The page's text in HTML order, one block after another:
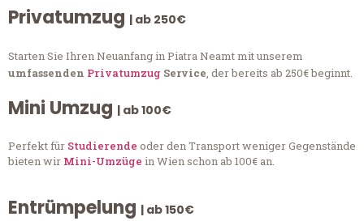
Privatumzug | ab 250€
Starten Sie Ihren Neuanfang in Piatra Neamt mit unserem
umfassenden Privatumzug Service, der bereits ab 250€ beginnt.
Mini Umzug | ab 100€
Perfekt für Studierende oder den Transport weniger Gegenstände
bieten wir Mini-Umzüge in Wien schon ab 100€ an.
Entrümpelung | ab 150€